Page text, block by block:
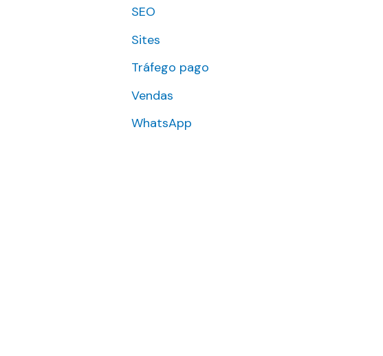
SEO
Sites
Tráfego pago
Vendas
WhatsApp